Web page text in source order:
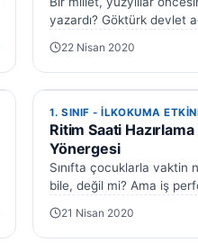
yazardı? Göktürk devlet
22 Nisan 2020
1. SINIF - ILKOKUMA
1. SINIF - ILKOKUMA
Ritim Saati
Yönergesi
Sınıfta çocuklarla vaktin
bile, değil mi? Ama iş
21 Nisan 2020